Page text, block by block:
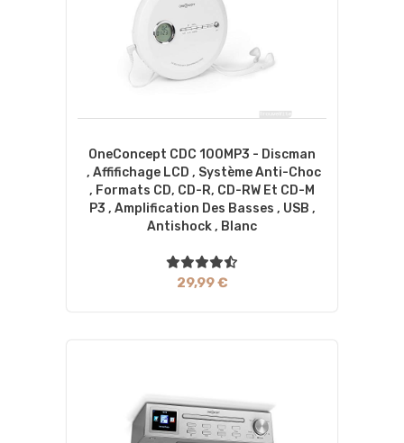
OneConcept CDC 100MP3 - Discman
, Affichage LCD , Système Anti-Choc
, Formats CD, CD-R, CD-RW Et CD-M
P3 , Amplification Des Basses , USB ,
Antishock , Blanc
29,99 €